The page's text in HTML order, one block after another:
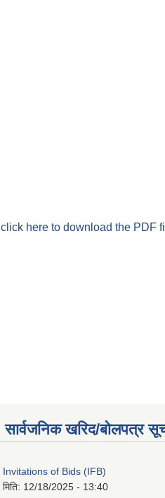
click here to download the PDF
सार्वजनिक खरिद/बोलपत्र
Invitations of Bids (IFB)
मिति: 12/18/2025 - 13:40